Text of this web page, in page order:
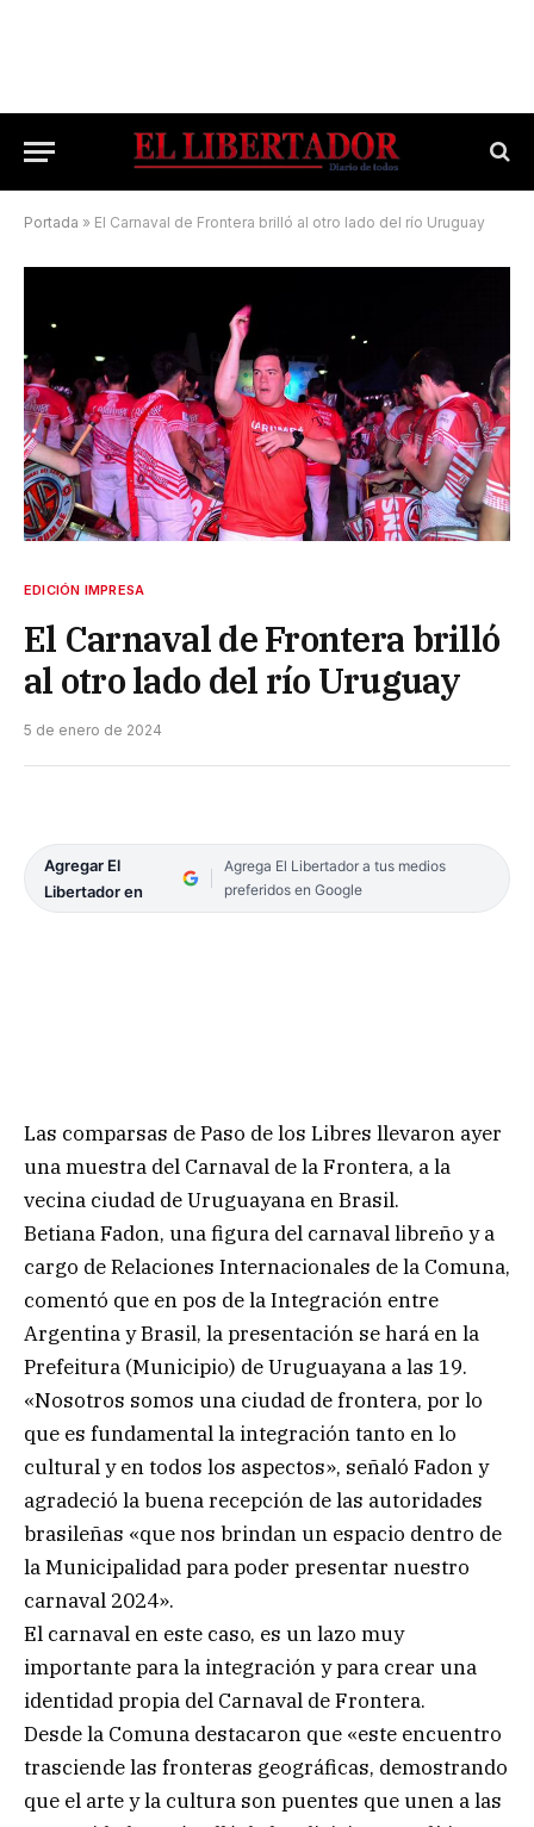
Portada » El Carnaval de Frontera brilló al otro lado del río Uruguay
EDICIÓN IMPRESA
El Carnaval de Frontera brilló
al otro lado del río Uruguay
5 de enero de 2024
Agregar El
Libertador en
Agrega El Libertador a tus medios
preferidos en Google
Las comparsas de Paso de los Libres llevaron ayer
una muestra del Carnaval de la Frontera, a la
vecina ciudad de Uruguayana en Brasil.
Betiana Fadon, una figura del carnaval libreño y a
cargo de Relaciones Internacionales de la Comuna,
comentó que en pos de la Integración entre
Argentina y Brasil, la presentación se hará en la
Prefeitura (Municipio) de Uruguayana a las 19.
«Nosotros somos una ciudad de frontera, por lo
que es fundamental la integración tanto en lo
cultural y en todos los aspectos», señaló Fadon y
agradeció la buena recepción de las autoridades
brasileñas «que nos brindan un espacio dentro de
la Municipalidad para poder presentar nuestro
carnaval 2024».
El carnaval en este caso, es un lazo muy
importante para la integración y para crear una
identidad propia del Carnaval de Frontera.
Desde la Comuna destacaron que «este encuentro
trasciende las fronteras geográficas, demostrando
que el arte y la cultura son puentes que unen a las